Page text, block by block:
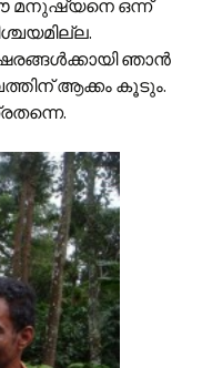
മനുഷ്യനെ ഒന്ന്
ഞാന്‍
ആക്കം കൂടും.